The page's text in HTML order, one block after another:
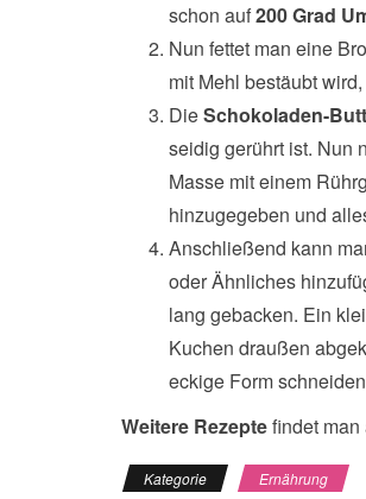
schon auf200 Grad
Nun fettet man eine
mit Mehl bestäubt
DieSchokoladen-
seidig gerührt ist. Nun
Masse mit einem
hinzugegeben und
Anschließend kann
oder Ähnliches
lang gebacken. Ein
Kuchen draußen
eckige Form
Weitere Rezeptefindet
Kategorie Ernährung